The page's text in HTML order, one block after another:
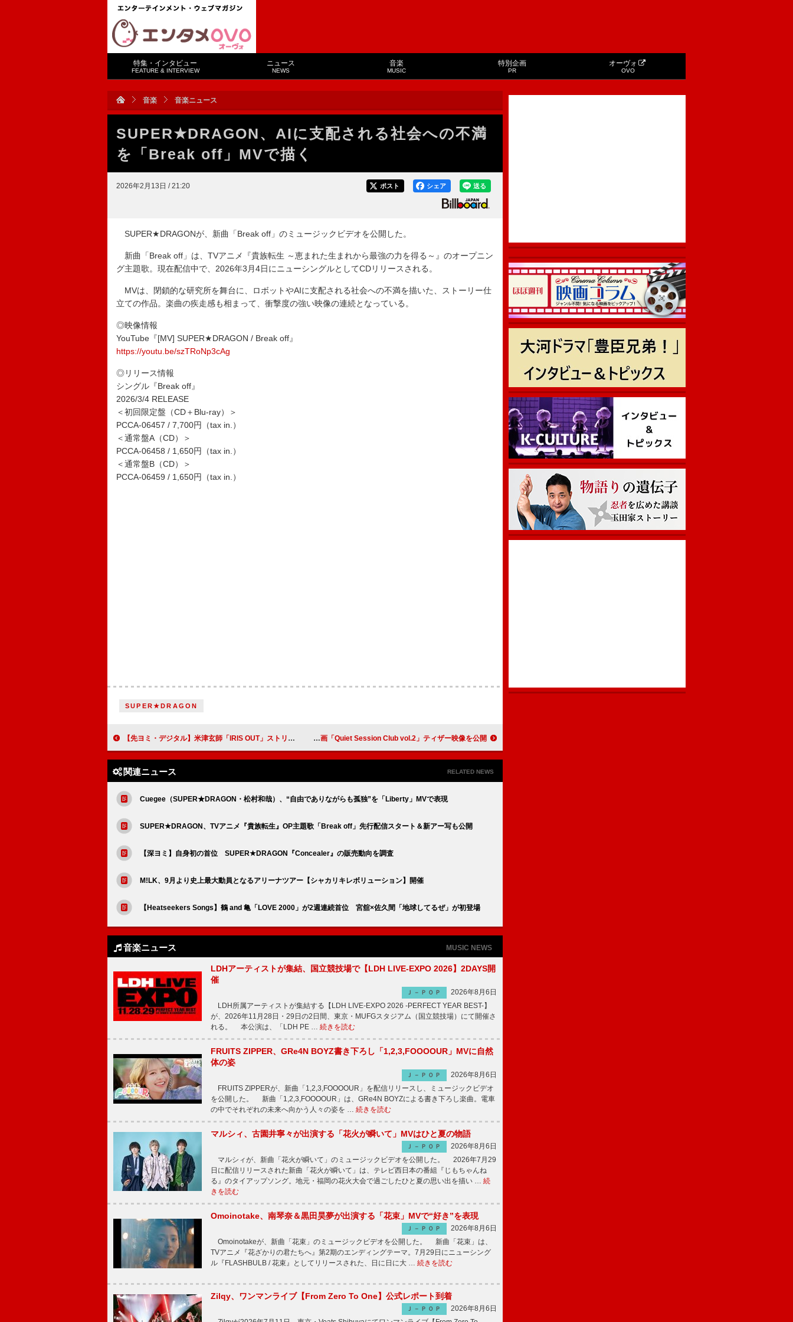
特集・インタビュー
FEATURE & INTERVIEW
ニュース
NEWS
音楽
MUSIC
特別企画
PR
オーヴォ
OVO
音楽 音楽ニュース
SUPER★DRAGON、AIに支配される社会への不満
を「Break off」MVで描く
2026年2月13日 / 21:20 送る
シェア
ポスト
SUPER★DRAGONが、新曲「Break off」のミュージックビデオを公開した。
新曲「Break off」は、TVアニメ『貴族転生 ～恵まれた生まれから最強の力を得る～』のオープニン
グ主題歌。現在配信中で、2026年3月4日にニューシングルとしてCDリリースされる。
MVは、閉鎖的な研究所を舞台に、ロボットやAIに支配される社会への不満を描いた、ストーリー仕
立ての作品。楽曲の疾走感も相まって、衝撃度の強い映像の連続となっている。
◎映像情報
YouTube『[MV] SUPER★DRAGON / Break off』
https://youtu.be/szTRoNp3cAg
◎リリース情報
シングル『Break off』
2026/3/4 RELEASE
＜初回限定盤（CD＋Blu-ray）＞
PCCA-06457 / 7,700円（tax in.）
＜通常盤A（CD）＞
PCCA-06458 / 1,650円（tax in.）
＜通常盤B（CD）＞
PCCA-06459 / 1,650円（tax in.）
SUPER★DRAGON
【先ヨミ・デジタル】米津玄師「IRIS OUT」ストリーミング首位を走行中 M!LK「爆裂愛してる」で自身最高位更新なるか King & Prince、スタジオライブ企画「Quiet Session Club vol.2」ティザー映像を公開
関連ニュース RELATED NEWS
Cuegee（SUPER★DRAGON・松村和哉）、“自由でありながらも孤独”を「Liberty」MVで表現
SUPER★DRAGON、TVアニメ『貴族転生』OP主題歌「Break off」先行配信スタート＆新アー写も公開
【深ヨミ】自身初の首位 SUPER★DRAGON『Concealer』の販売動向を調査
M!LK、9月より史上最大動員となるアリーナツアー【シャカリキレボリューション】開催
【Heatseekers Songs】鶴 and 亀「LOVE 2000」が2週連続首位 宮舘×佐久間「地球してるぜ」が初登場
音楽ニュース MUSIC NEWS
LDHアーティストが集結、国立競技場で【LDH LIVE-EXPO 2026】2DAYS開
催
Ｊ－ＰＯＰ
2026年8月6日
LDH所属アーティストが集結する【LDH LIVE-EXPO 2026 -PERFECT YEAR BEST-】
が、2026年11月28日・29日の2日間、東京・MUFGスタジアム（国立競技場）にて開催さ
れる。 本公演は、「LDH PE … 続きを読む
FRUITS ZIPPER、GRe4N BOYZ書き下ろし「1,2,3,FOOOOUR」MVに自然
体の姿
Ｊ－ＰＯＰ
2026年8月6日
FRUITS ZIPPERが、新曲「1,2,3,FOOOOUR」を配信リリースし、ミュージックビデオ
を公開した。 新曲「1,2,3,FOOOOUR」は、GRe4N BOYZによる書き下ろし楽曲。電車
の中でそれぞれの未来へ向かう人々の姿を … 続きを読む
マルシィ、古園井寧々が出演する「花火が瞬いて」MVはひと夏の物語
Ｊ－ＰＯＰ
2026年8月6日
マルシィが、新曲「花火が瞬いて」のミュージックビデオを公開した。 2026年7月29
日に配信リリースされた新曲「花火が瞬いて」は、テレビ西日本の番組『じもちゃんね
る』のタイアップソング。地元・福岡の花火大会で過ごしたひと夏の思い出を描い … 続
きを読む
Omoinotake、南琴奈＆黒田昊夢が出演する「花束」MVで“好き”を表現
Ｊ－ＰＯＰ
2026年8月6日
Omoinotakeが、新曲「花束」のミュージックビデオを公開した。 新曲「花束」は、
TVアニメ『花ざかりの君たちへ』第2期のエンディングテーマ。7月29日にニューシング
ル『FLASHBULB / 花束』としてリリースされた、日に日に大 … 続きを読む
Zilqy、ワンマンライブ【From Zero To One】公式レポート到着
Ｊ－ＰＯＰ
2026年8月6日